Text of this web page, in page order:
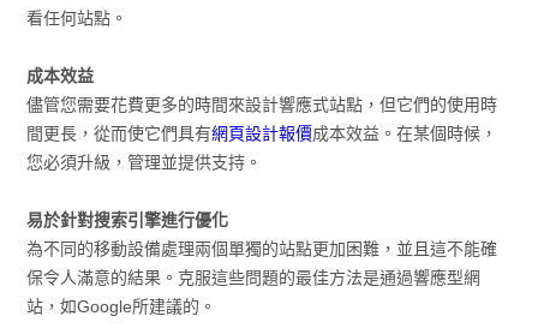
看任何站點。
成本效益
儘管您需要花費更多的時間來設計響應式站點，但它們的使用時
間更長，從而使它們具有網頁設計報價成本效益。在某個時候，
您必須升級，管理並提供支持。
易於針對搜索引擎進行優化
為不同的移動設備處理兩個單獨的站點更加困難，並且這不能確
保令人滿意的結果。克服這些問題的最佳方法是通過響應型網
站，如Google所建議的。